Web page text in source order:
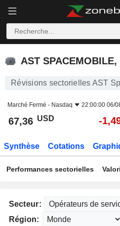
AST SPACEMOBILE, INC.
AST SPACEMOBILE,
Révisions sectorielles AST
Marché Fermé - Nasdaq 22:00:00 06/
67,36 USD -
Synthèse Cotations
Performances sectorielles
Secteur:
Région: